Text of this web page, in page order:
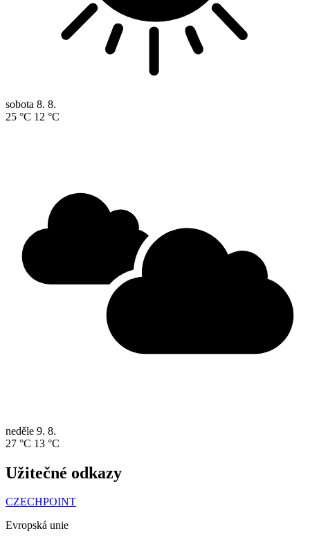
sobota 8. 8.
25 °C 12 °C
neděle 9. 8.
27 °C 13 °C
Užitečné odkazy
CZECHPOINT
Evropská unie